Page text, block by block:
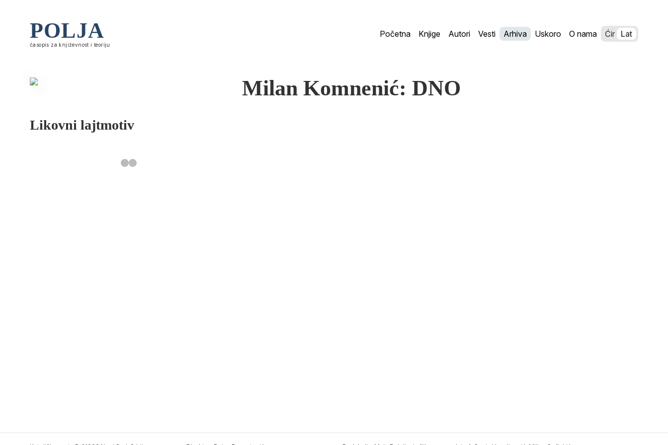
POLJA
časopis za književnost i teoriju
Početna Knjige Autori Vesti Arhiva Uskoro O nama Ćir Lat
Likovni lajtmotiv
Milan Komnenić: DNO